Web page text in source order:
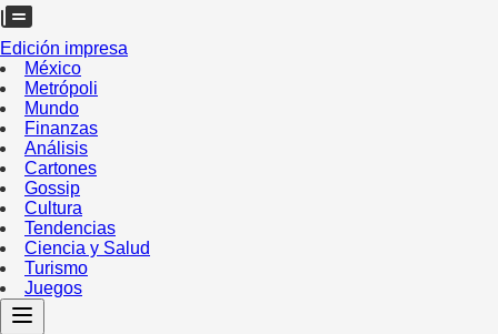
Edición impresa
México
Metrópoli
Mundo
Finanzas
Análisis
Cartones
Gossip
Cultura
Tendencias
Ciencia y Salud
Turismo
Juegos